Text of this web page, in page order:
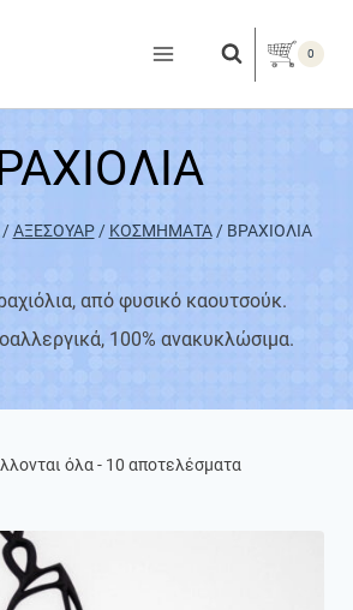
0
/ ΑΞΕΣΟΥΑΡ / ΚΟΣΜΗΜΑΤΑ / ΒΡΑΧΙΟΛΙΑ
από φυσικό καουτσούκ.
100% ανακυκλώσιμα.
όλα - 10 αποτελέσματα